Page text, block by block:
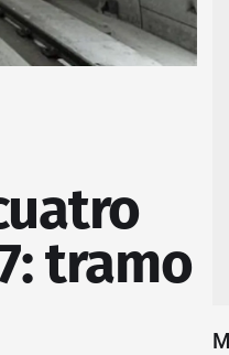
tramo